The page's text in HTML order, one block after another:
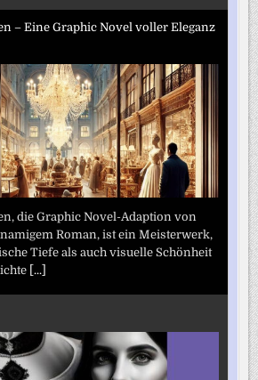
– Eine Graphic Novel voller Eleganz
die Graphic Novel-Adaption von
Roman, ist ein Meisterwerk,
Tiefe als auch visuelle Schönheit
[...]